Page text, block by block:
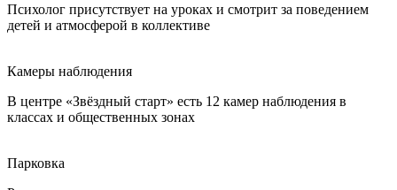
Психолог присутствует на уроках и смотрит за поведением
детей и атмосферой в коллективе
Камеры наблюдения
В центре «Звёздный старт» есть 12 камер наблюдения в
классах и общественных зонах
Парковка